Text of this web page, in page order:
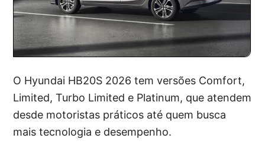
O Hyundai HB20S 2026 tem versões Comfort,
Limited, Turbo Limited e Platinum, que atendem
desde motoristas práticos até quem busca
mais tecnologia e desempenho.